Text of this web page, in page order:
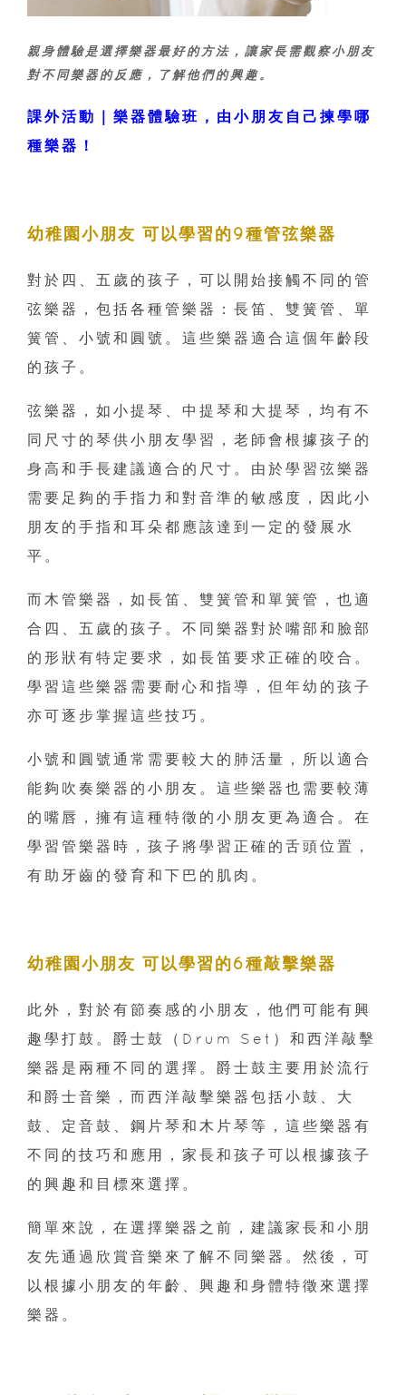
親身體驗是選擇樂器最好的方法，讓家長需觀察小朋友
對不同樂器的反應，了解他們的興趣。
課外活動｜樂器體驗班，由小朋友自己揀學哪
種樂器！
幼稚園小朋友 可以學習的9種管弦樂器
對於四、五歲的孩子，可以開始接觸不同的管
弦樂器，包括各種管樂器：長笛、雙簧管、單
簧管、小號和圓號。這些樂器適合這個年齡段
的孩子。
弦樂器，如小提琴、中提琴和大提琴，均有不
同尺寸的琴供小朋友學習，老師會根據孩子的
身高和手長建議適合的尺寸。由於學習弦樂器
需要足夠的手指力和對音準的敏感度，因此小
朋友的手指和耳朵都應該達到一定的發展水
平。
而木管樂器，如長笛、雙簧管和單簧管，也適
合四、五歲的孩子。不同樂器對於嘴部和臉部
的形狀有特定要求，如長笛要求正確的咬合。
學習這些樂器需要耐心和指導，但年幼的孩子
亦可逐步掌握這些技巧。
小號和圓號通常需要較大的肺活量，所以適合
能夠吹奏樂器的小朋友。這些樂器也需要較薄
的嘴唇，擁有這種特徵的小朋友更為適合。在
學習管樂器時，孩子將學習正確的舌頭位置，
有助牙齒的發育和下巴的肌肉。
幼稚園小朋友 可以學習的6種敲擊樂器
此外，對於有節奏感的小朋友，他們可能有興
趣學打鼓。爵士鼓（Drum Set）和西洋敲擊
樂器是兩種不同的選擇。爵士鼓主要用於流行
和爵士音樂，而西洋敲擊樂器包括小鼓、大
鼓、定音鼓、鋼片琴和木片琴等，這些樂器有
不同的技巧和應用，家長和孩子可以根據孩子
的興趣和目標來選擇。
簡單來說，在選擇樂器之前，建議家長和小朋
友先通過欣賞音樂來了解不同樂器。然後，可
以根據小朋友的年齡、興趣和身體特徵來選擇
樂器。